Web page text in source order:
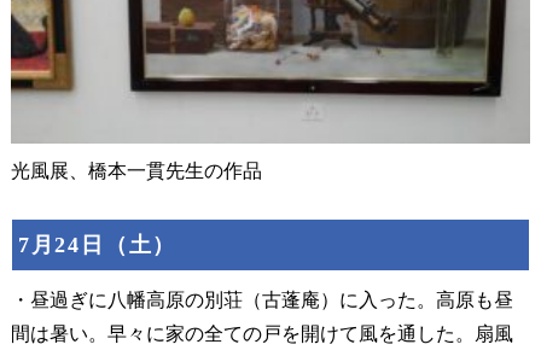
光風展、橋本一貫先生の作品
7月24日（土）
・昼過ぎに八幡高原の別荘（古蓬庵）に入った。高原も昼
間は暑い。早々に家の全ての戸を開けて風を通した。扇風